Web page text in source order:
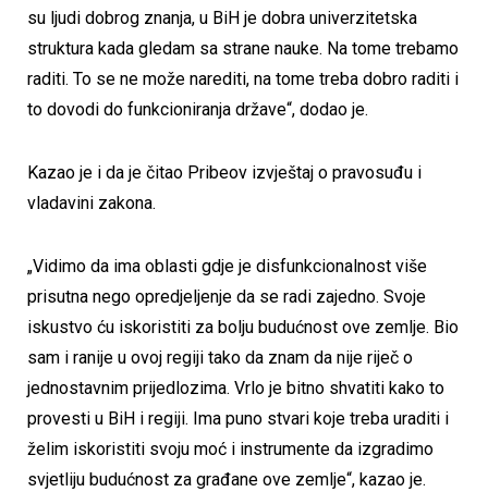
su ljudi dobrog znanja, u BiH je dobra univerzitetska
struktura kada gledam sa strane nauke. Na tome trebamo
raditi. To se ne može narediti, na tome treba dobro raditi i
to dovodi do funkcioniranja države“, dodao je.
Kazao je i da je čitao Pribeov izvještaj o pravosuđu i
vladavini zakona.
„Vidimo da ima oblasti gdje je disfunkcionalnost više
prisutna nego opredjeljenje da se radi zajedno. Svoje
iskustvo ću iskoristiti za bolju budućnost ove zemlje. Bio
sam i ranije u ovoj regiji tako da znam da nije riječ o
jednostavnim prijedlozima. Vrlo je bitno shvatiti kako to
provesti u BiH i regiji. Ima puno stvari koje treba uraditi i
želim iskoristiti svoju moć i instrumente da izgradimo
svjetliju budućnost za građane ove zemlje“, kazao je.